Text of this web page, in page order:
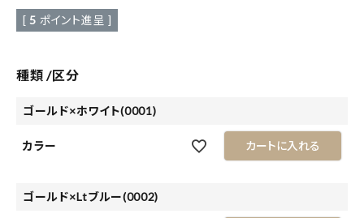
[ 5 ポイント進呈 ]
種類 区分
ゴールド×ホワイト(0001)
カラー カートに入れる
ゴールド×Ltブルー(0002)